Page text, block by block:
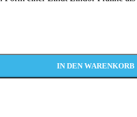
IN DEN WARENKORB